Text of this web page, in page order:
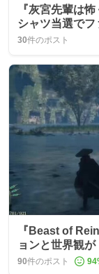
『灰宮先輩は
シャツ当選でフ
30件のポスト
『Beast of
ョンと世界観が
90件のポスト 94